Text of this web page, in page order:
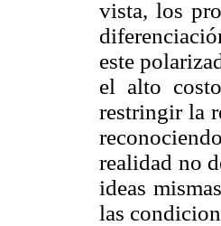
vista, los
este
el alto
restringir la
realidad no
ideas
las